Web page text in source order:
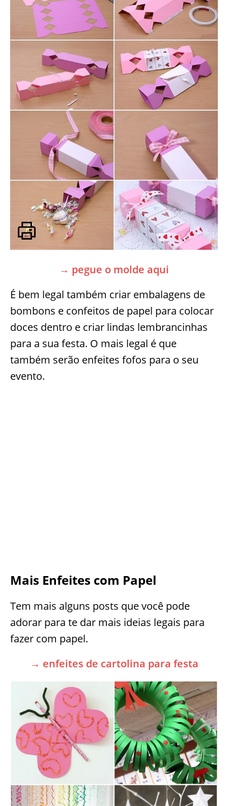
→ pegue o molde aqui
É bem legal também criar embalagens de
bombons e confeitos de papel para colocar
doces dentro e criar lindas lembrancinhas
para a sua festa. O mais legal é que
também serão enfeites fofos para o seu
evento.
Mais Enfeites com Papel
Tem mais alguns posts que você pode
adorar para te dar mais ideias legais para
fazer com papel.
→ enfeites de cartolina para festa